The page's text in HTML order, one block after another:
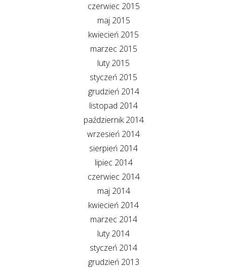
czerwiec 2015
maj 2015
kwiecień 2015
marzec 2015
luty 2015
styczeń 2015
grudzień 2014
listopad 2014
październik 2014
wrzesień 2014
sierpień 2014
lipiec 2014
czerwiec 2014
maj 2014
kwiecień 2014
marzec 2014
luty 2014
styczeń 2014
grudzień 2013